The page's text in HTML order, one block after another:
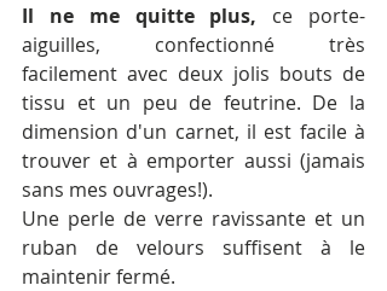
Il ne me quitte plus, ce porte-
aiguilles, confectionné très
facilement avec deux jolis bouts de
tissu et un peu de feutrine. De la
dimension d'un carnet, il est facile à
trouver et à emporter aussi (jamais
sans mes ouvrages!).
Une perle de verre ravissante et un
ruban de velours suffisent à le
maintenir fermé.